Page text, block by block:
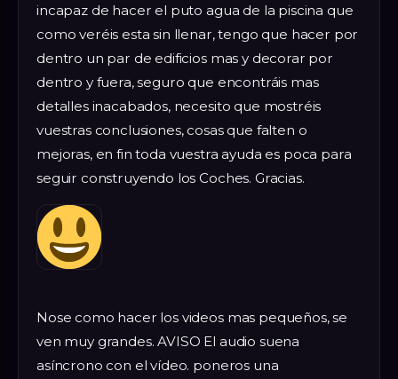
incapaz de hacer el puto agua de la piscina que
como veréis esta sin llenar, tengo que hacer por
dentro un par de edificios mas y decorar por
dentro y fuera, seguro que encontráis mas
detalles inacabados, necesito que mostréis
vuestras conclusiones, cosas que falten o
mejoras, en fin toda vuestra ayuda es poca para
seguir construyendo los Coches. Gracias.
Nose como hacer los videos mas pequeños, se
ven muy grandes. AVISO El audio suena
asíncrono con el vídeo. poneros una